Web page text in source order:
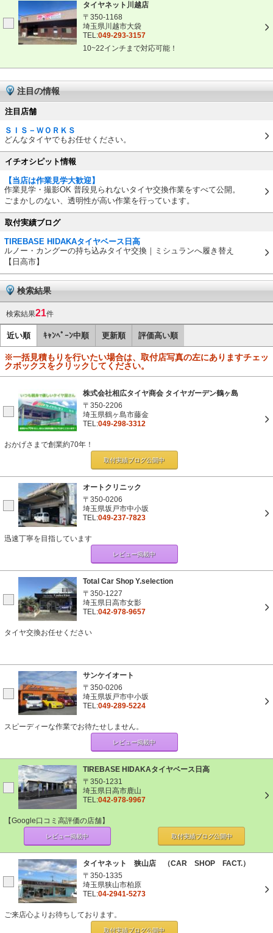
タイヤネット川越店
〒350-1168
埼玉県川越市大袋
TEL:049-293-3157
10~22インチまで対応可能！
注目の情報
注目店舗
ＳＩＳ－ＷＯＲＫＳ
どんなタイヤでもお任せください。
イチオシピット情報
【当店は作業見学大歓迎】
作業見学・撮影OK 普段見られないタイヤ交換作業をすべて公開。
ごまかしのない、透明性が高い作業を行っています。
取付実績ブログ
TIREBASE HIDAKAタイヤベース日高
ルノー・カングーの持ち込みタイヤ交換｜ミシュランへ履き替え
【日高市】
検索結果
検索結果21件
近い順 ｷｬﾝﾍﾟｰﾝ中順 更新順 評価高い順
※一括見積もりを行いたい場合は、取付店写真の左にありますチェッ
クボックスをクリックしてください。
株式会社相広タイヤ商会 タイヤガーデン鶴ヶ島
〒350-2206
埼玉県鶴ヶ島市藤金
TEL:049-298-3312
おかげさまで創業約70年！
取付実績ブログ公開中
オートクリニック
〒350-0206
埼玉県坂戸市中小坂
TEL:049-237-7823
迅速丁寧を目指しています
レビュー掲載中
Total Car Shop Y.selection
〒350-1227
埼玉県日高市女影
TEL:042-978-9657
タイヤ交換お任せください
サンケイオート
〒350-0206
埼玉県坂戸市中小坂
TEL:049-289-5224
スピーディーな作業でお待たせしません。
レビュー掲載中
TIREBASE HIDAKAタイヤベース日高
〒350-1231
埼玉県日高市鹿山
TEL:042-978-9967
【Google口コミ高評価の店舗】
レビュー掲載中 取付実績ブログ公開中
タイヤネット 狭山店 （CAR SHOP FACT.）
〒350-1335
埼玉県狭山市柏原
TEL:04-2941-5273
ご来店心よりお待ちしております。
取付実績ブログ公開中